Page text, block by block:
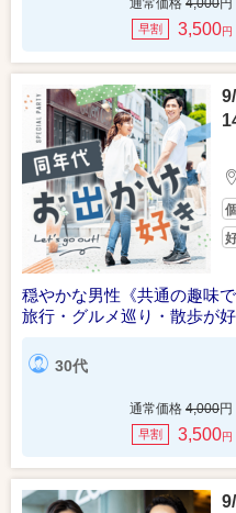
通常価格 4,000円
早割 3,500円
穏やかな男性《共通の趣味で
旅行・グルメ巡り・散歩が
30代
通常価格 4,000円
早割 3,500円